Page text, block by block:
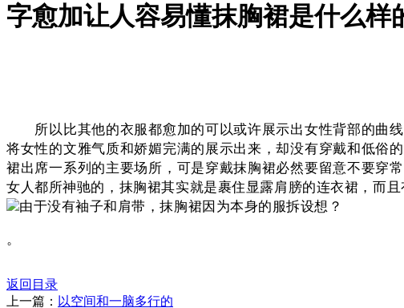
字愈加让人容易懂抹胸裙是什么样
所以比其他的衣服都愈加的可以或许展示出女性背部的曲线
将女性的文雅气质和娇媚完满的展示出来，却没有穿戴和低俗
裙出席一系列的主要场所，可是穿戴抹胸裙必然要留意不要穿
女人都所神驰的，抹胸裙其实就是裹住显露肩膀的连衣裙，而
由于没有袖子和肩带，抹胸裙因为本身的服拆设想？
。
返回目录
上一篇： 以空间和一脑多行的